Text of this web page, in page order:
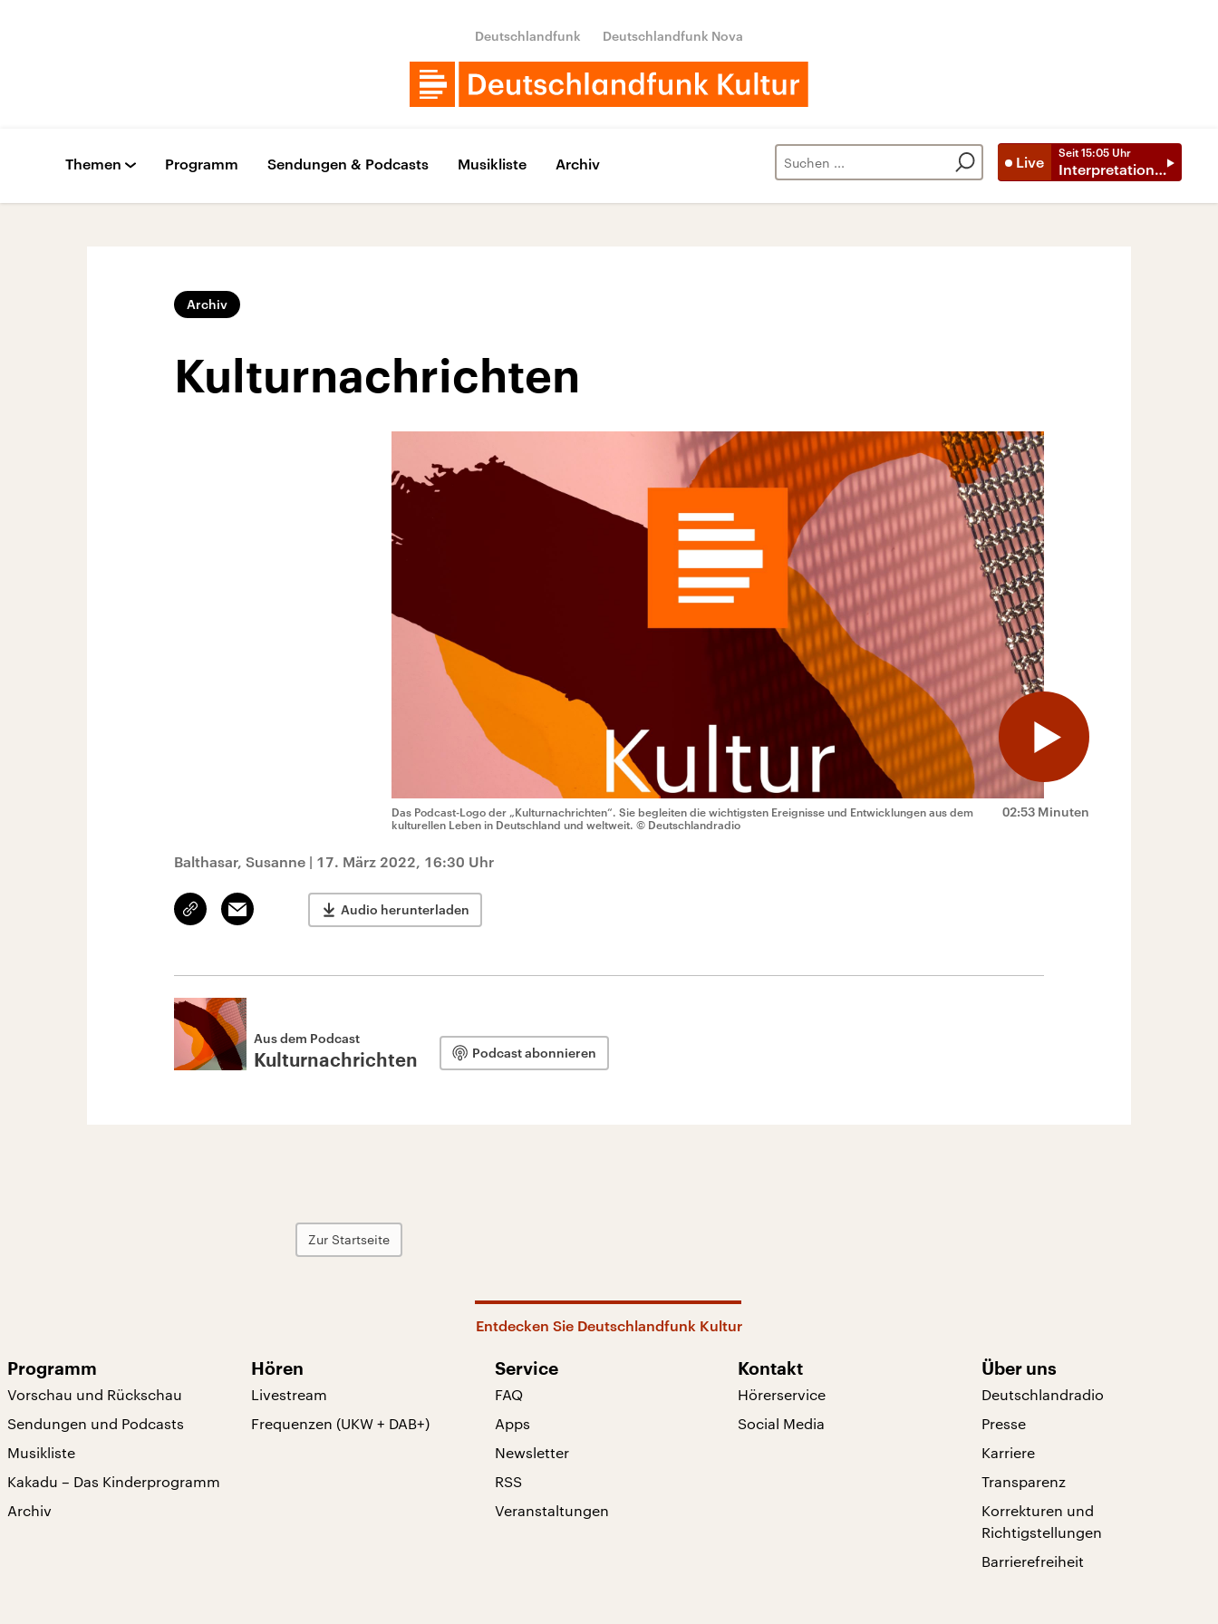
Deutschlandfunk Deutschlandfunk Nova
Live
Seit 15:05 Uhr
Interpretationen
Themen Programm Sendungen & Podcasts Musikliste Archiv
Archiv
Kulturnachrichten
02:53 Minuten
Das Podcast-Logo der „Kulturnachrichten“. Sie begleiten die wichtigsten Ereignisse und Entwicklungen aus dem
kulturellen Leben in Deutschland und weltweit. © Deutschlandradio
Balthasar, Susanne | 17. März 2022, 16:30 Uhr
Link
kopieren/teilen
Email Audio herunterladen
Aus dem Podcast
Kulturnachrichten Podcast abonnieren
Zur Startseite
Entdecken Sie Deutschlandfunk Kultur
Programm
Vorschau und Rückschau
Sendungen und Podcasts
Musikliste
Kakadu – Das Kinderprogramm
Archiv
Hören
Livestream
Frequenzen (UKW + DAB+)
Service
FAQ
Apps
Newsletter
RSS
Veranstaltungen
Kontakt
Hörerservice
Social Media
Über uns
Deutschlandradio
Presse
Karriere
Transparenz
Korrekturen und
Richtigstellungen
Barrierefreiheit